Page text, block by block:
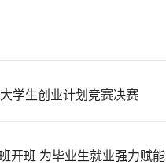
学生创业计划竞赛决赛
开班 为毕业生就业强力赋能